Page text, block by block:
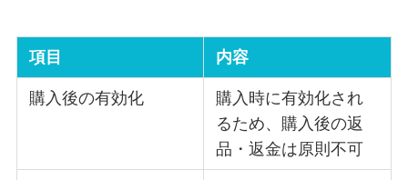
項目 内容
購入後の有効化
購入時に有効化され
るため、購入後の返
品・返金は原則不可